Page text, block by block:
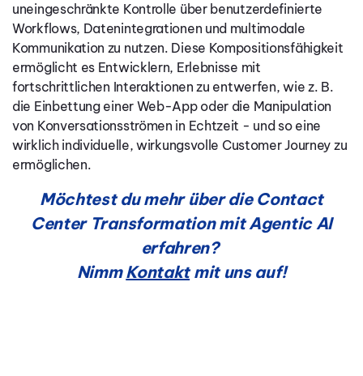
uneingeschränkte Kontrolle über benutzerdefinierte
Workflows, Datenintegrationen und multimodale
Kommunikation zu nutzen. Diese Kompositionsfähigkeit
ermöglicht es Entwicklern, Erlebnisse mit
fortschrittlichen Interaktionen zu entwerfen, wie z. B.
die Einbettung einer Web-App oder die Manipulation
von Konversationsströmen in Echtzeit - und so eine
wirklich individuelle, wirkungsvolle Customer Journey zu
ermöglichen.
Möchtest du mehr über die Contact
Center Transformation mitAgenticAI
erfahren?
NimmKontaktmit uns auf!